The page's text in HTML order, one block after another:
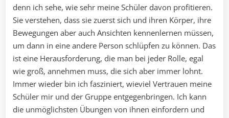
denn ich sehe, wie sehr meine Schüler davon profitieren.
Sie verstehen, dass sie zuerst sich und ihren Körper, ihre
Bewegungen aber auch Ansichten kennenlernen müssen,
um dann in eine andere Person schlüpfen zu können. Das
ist eine Herausforderung, die man bei jeder Rolle, egal
wie groß, annehmen muss, die sich aber immer lohnt.
Immer wieder bin ich fasziniert, wieviel Vertrauen meine
Schüler mir und der Gruppe entgegenbringen. Ich kann
die unmöglichsten Übungen von ihnen einfordern und